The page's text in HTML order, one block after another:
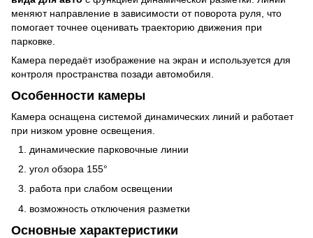
меняют направление в зависимости от поворота руля, что
помогает точнее оценивать траекторию движения при
парковке.
Камера передаёт изображение на экран и используется для
контроля пространства позади автомобиля.
Особенности камеры
Камера оснащена системой динамических линий и работает
при низком уровне освещения.
динамические парковочные линии
угол обзора 155°
работа при слабом освещении
возможность отключения разметки
Основные характеристики